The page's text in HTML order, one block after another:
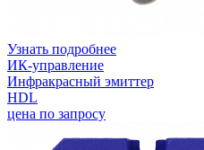
Узнать подробнее
ИК-управление
Инфракрасный эмиттер
HDL
цена по запросу